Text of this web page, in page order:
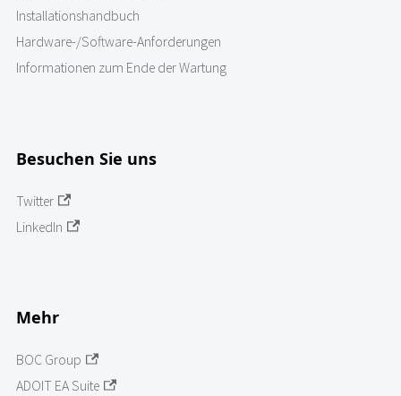
Installationshandbuch
Hardware-/Software-Anforderungen
Informationen zum Ende der Wartung
Besuchen Sie uns
Twitter
LinkedIn
Mehr
BOC Group
ADOIT EA Suite